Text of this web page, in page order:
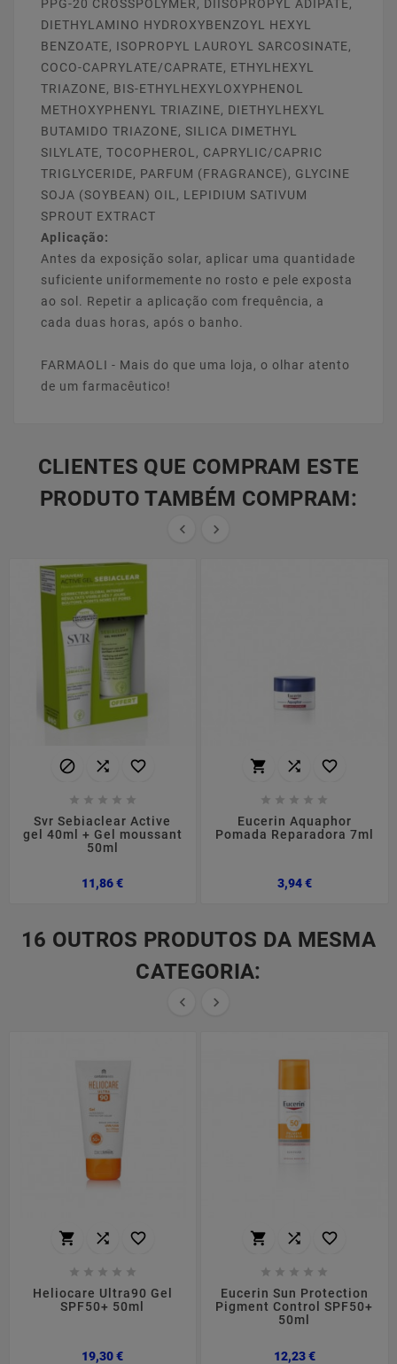
PPG-20 CROSSPOLYMER, DIISOPROPYL ADIPATE,
DIETHYLAMINO HYDROXYBENZOYL HEXYL
BENZOATE, ISOPROPYL LAUROYL SARCOSINATE,
COCO-CAPRYLATE/CAPRATE, ETHYLHEXYL
TRIAZONE, BIS-ETHYLHEXYLOXYPHENOL
METHOXYPHENYL TRIAZINE, DIETHYLHEXYL
BUTAMIDO TRIAZONE, SILICA DIMETHYL
SILYLATE, TOCOPHEROL, CAPRYLIC/CAPRIC
TRIGLYCERIDE, PARFUM (FRAGRANCE), GLYCINE
SOJA (SOYBEAN) OIL, LEPIDIUM SATIVUM
SPROUT EXTRACT
Aplicação:
Antes da exposição solar, aplicar uma quantidade
suficiente uniformemente no rosto e pele exposta
ao sol. Repetir a aplicação com frequência, a
cada duas horas, após o banho.
FARMAOLI - Mais do que uma loja, o olhar atento
de um farmacêutico!
CLIENTES QUE COMPRAM ESTE
PRODUTO TAMBÉM COMPRAM:
 
  
    
Svr Sebiaclear Active
gel 40ml + Gel moussant
50ml
11,86 €Preço
  
    
Eucerin Aquaphor
Pomada Reparadora 7ml
3,94 €Preço
16 OUTROS PRODUTOS DA MESMA
CATEGORIA:
 
  
    
Heliocare Ultra90 Gel
SPF50+ 50ml
19,30 €Preço
  
    
Eucerin Sun Protection
Pigment Control SPF50+
50ml
12,23 €Preço